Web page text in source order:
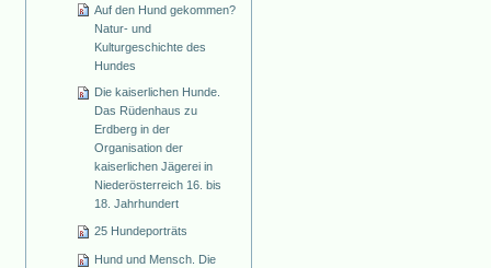
Auf den Hund gekommen?
Natur- und
Kulturgeschichte des
Hundes
Die kaiserlichen Hunde.
Das Rüdenhaus zu
Erdberg in der
Organisation der
kaiserlichen Jägerei in
Niederösterreich 16. bis
18. Jahrhundert
25 Hundeporträts
Hund und Mensch. Die